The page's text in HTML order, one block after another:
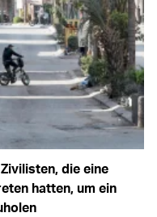
die eine
hatten, um ein